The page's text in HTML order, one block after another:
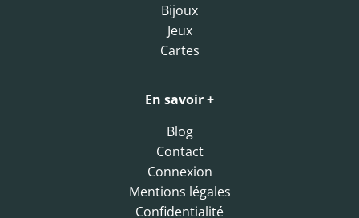
Bijoux
Jeux
Cartes
En savoir +
Blog
Contact
Connexion
Mentions légales
Confidentialité